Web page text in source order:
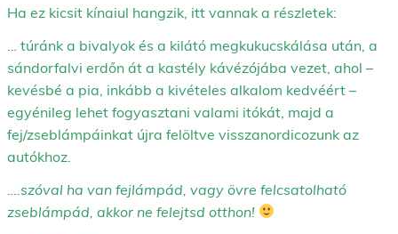
Ha ez kicsit kínaiul hangzik, itt vannak a részletek:
… túránk a bivalyok és a kilátó megkukucskálása után, a
sándorfalvi erdőn át a kastély kávézójába vezet, ahol –
kevésbé a pia, inkább a kivételes alkalom kedvéért –
egyénileg lehet fogyasztani valami itókát, majd a
fej/zseblámpáinkat újra felöltve visszanordicozunk az
autókhoz.
….szóval ha van fejlámpád, vagy övre felcsatolható
zseblámpád, akkor ne felejtsd otthon!